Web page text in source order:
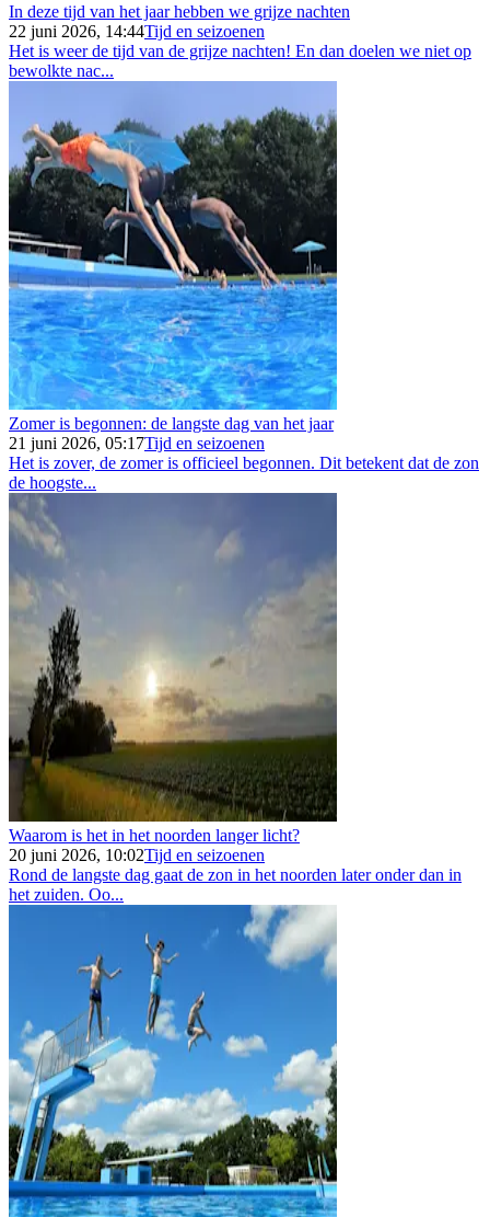
In deze tijd van het jaar hebben we grijze nachten
22 juni 2026, 14:44Tijd en seizoenen
Het is weer de tijd van de grijze nachten! En dan doelen we niet op
bewolkte nac...
Zomer is begonnen: de langste dag van het jaar
21 juni 2026, 05:17Tijd en seizoenen
Het is zover, de zomer is officieel begonnen. Dit betekent dat de zon
de hoogste...
Waarom is het in het noorden langer licht?
20 juni 2026, 10:02Tijd en seizoenen
Rond de langste dag gaat de zon in het noorden later onder dan in
het zuiden. Oo...